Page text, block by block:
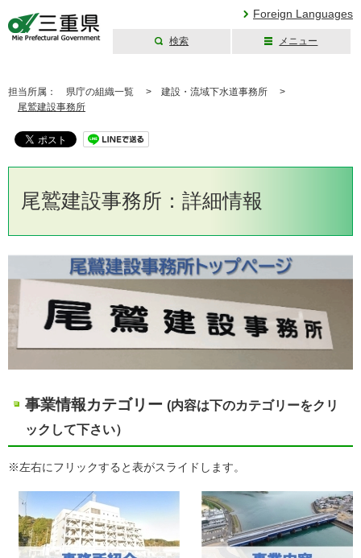
Foreign Languages
検索 メニュー
担当所属： 県庁の組織一覧 > 建設・流域下水道事務所 >
尾鷲建設事務所
尾鷲建設事務所：詳細情報
事業情報カテゴリー (内容は下のカテゴリーをクリ
ックして下さい）
※左右にフリックすると表がスライドします。